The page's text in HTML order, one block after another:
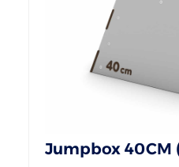
Jumpbox 40CM